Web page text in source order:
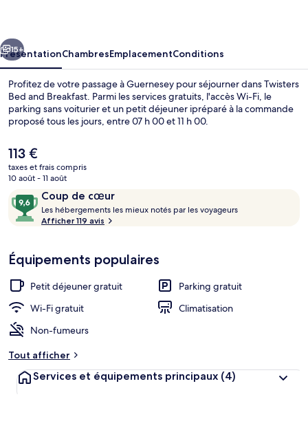
Suivant
15+
PrésentationChambresEmplacementConditions
Profitez de votre passage à Guernesey pour séjourner dans Twisters
Bed and Breakfast. Parmi les services gratuits, l'accès Wi-Fi, le
parking sans voiturier et un petit déjeuner ipréparé à la commande
proposé tous les jours, entre 07 h 00 et 11 h 00.
Le
prix
actuel
de
113 €.
113 €
taxes et frais compris
10 août - 11 août
Avis
voyageurs
Coup de cœur
9,6
sur
10,
cœur
Les hébergements les mieux notés par les voyageurs
b
n
Afficher 119 avis
Équipements populaires
Petit déjeuner gratuit
Parking gratuit
Wi-Fi gratuit
Climatisation
Non-fumeurs
Tout afficher
Services et équipements principaux (4)